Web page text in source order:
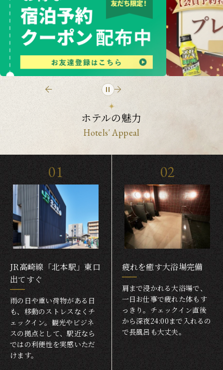
ホテルの魅力
Hotels' Appeal
01
JR高崎線「北本駅」東口
出てすぐ
雨の日や重い荷物がある日
も、移動のストレスなくチ
ェックイン。観光やビジネ
スの拠点として、駅近なら
ではの利便性を実感いただ
けます。
02
疲れを癒す大浴場完備
肩まで浸かれる大浴場で、
一日お仕事で疲れた体もす
っきり。チェックイン直後
から深夜24:00まで入れるの
で長風呂も大丈夫。